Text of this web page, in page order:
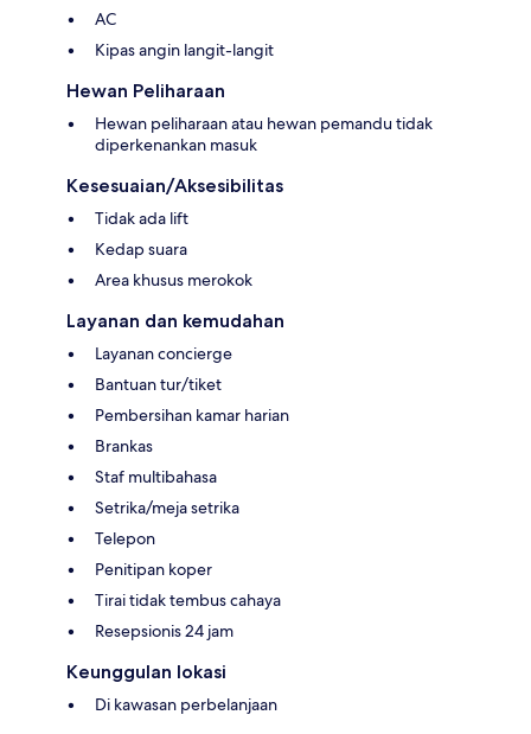
AC
Kipas angin langit-langit
Hewan Peliharaan
Hewan peliharaan atau hewan pemandu tidak
diperkenankan masuk
Kesesuaian/Aksesibilitas
Tidak ada lift
Kedap suara
Area khusus merokok
Layanan dan kemudahan
Layanan concierge
Bantuan tur/tiket
Pembersihan kamar harian
Brankas
Staf multibahasa
Setrika/meja setrika
Telepon
Penitipan koper
Tirai tidak tembus cahaya
Resepsionis 24 jam
Keunggulan lokasi
Di kawasan perbelanjaan